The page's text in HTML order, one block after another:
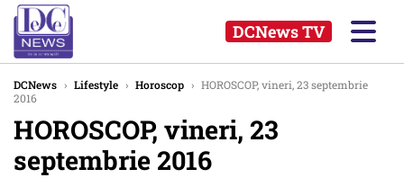
DCNews TV
DCNews › Lifestyle › Horoscop › HOROSCOP, vineri, 23 septembrie
2016
HOROSCOP, vineri, 23
septembrie 2016